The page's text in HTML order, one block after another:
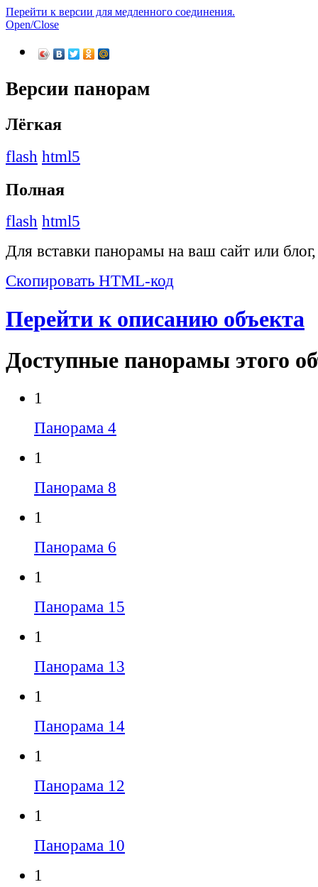
Перейти к версии для медленного соединения.
Open/Close
Версии панорам
Лёгкая
flash html5
Полная
flash html5
Для вставки панорамы на ваш сайт или
Скопировать HTML-код
Перейти к описанию объекта
Доступные панорамы этого
1
Панорама 4
1
Панорама 8
1
Панорама 6
1
Панорама 15
1
Панорама 13
1
Панорама 14
1
Панорама 12
1
Панорама 10
1